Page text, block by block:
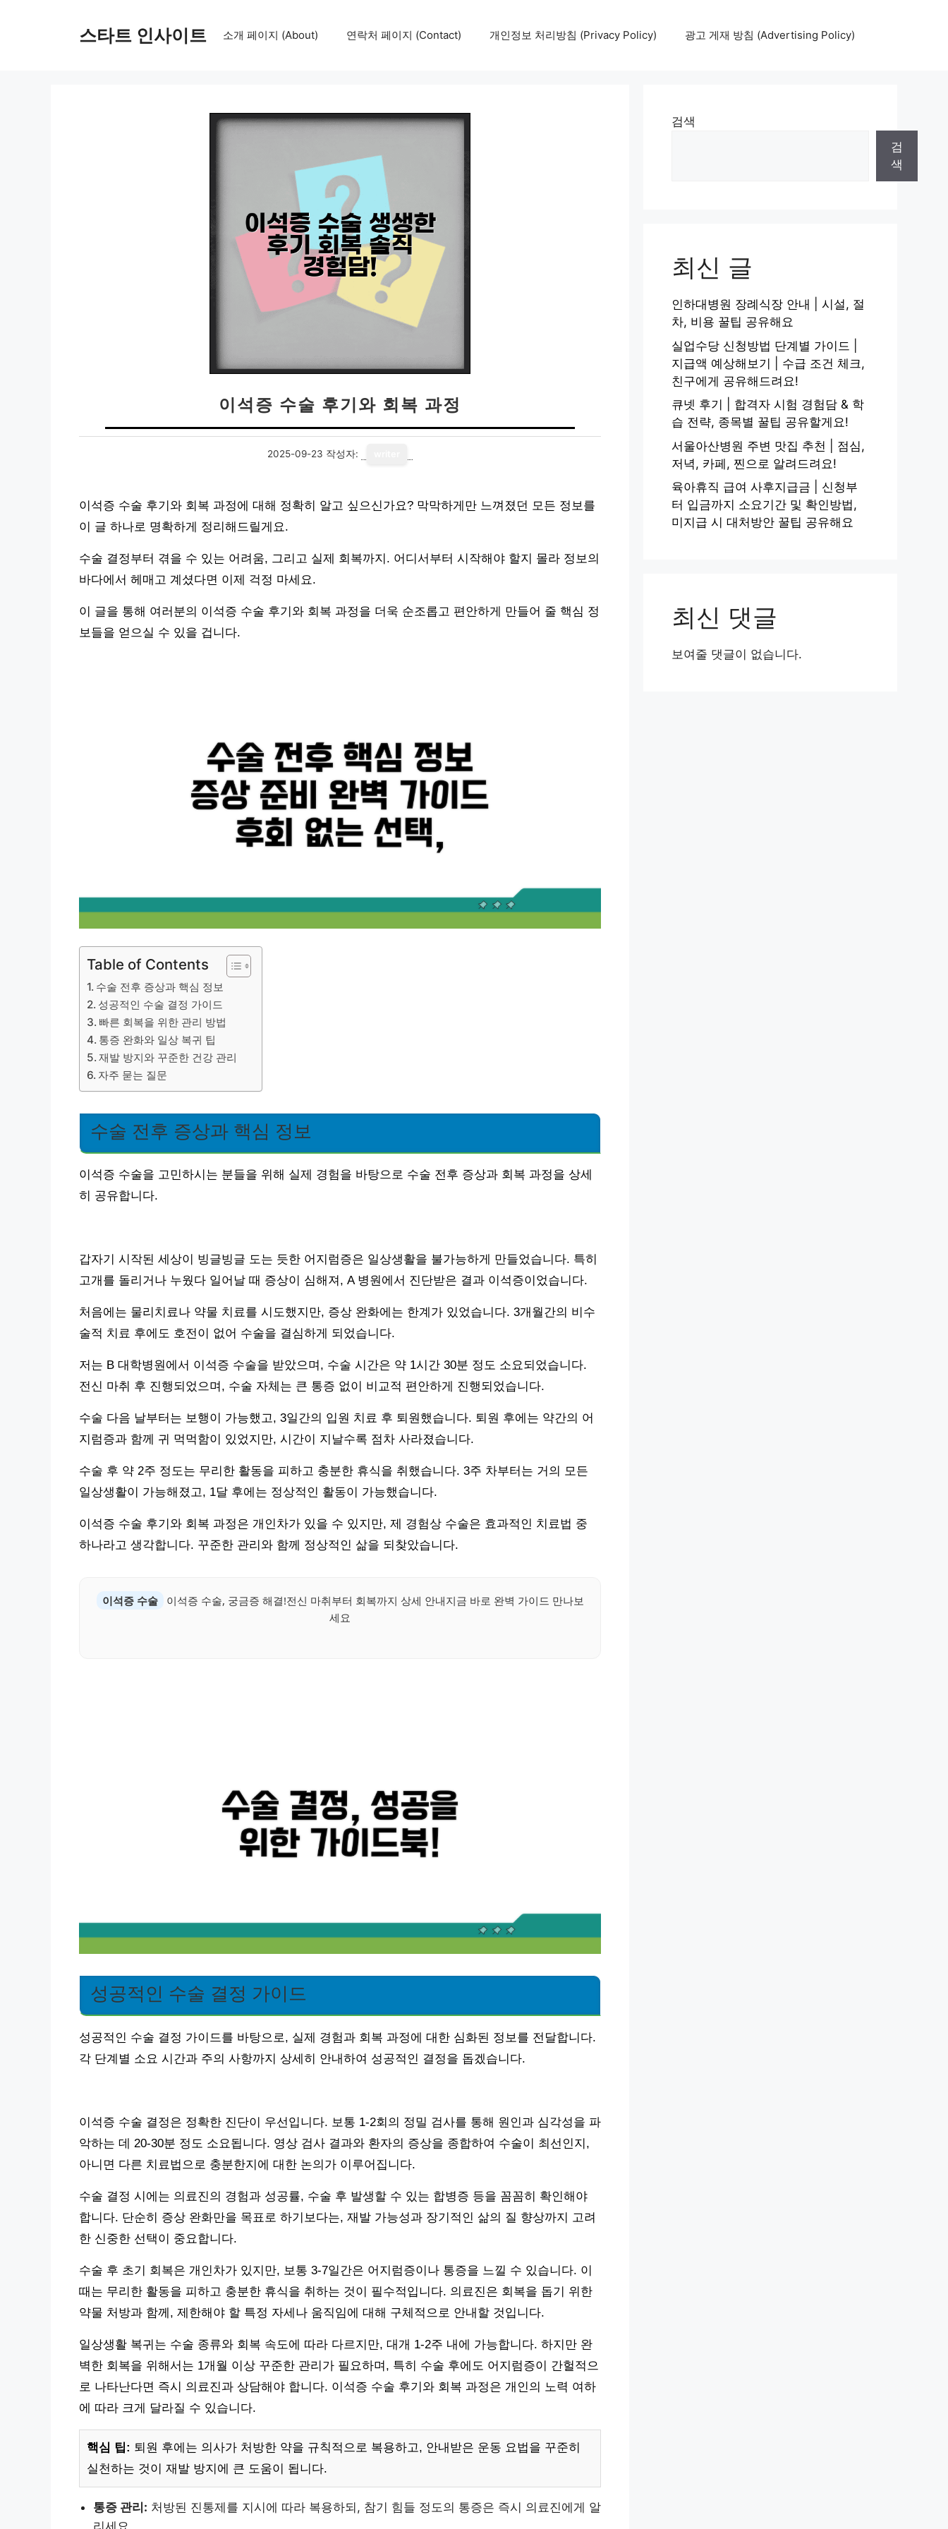
스타트 인사이트 소개 페이지 (About) 연락처 페이지 (Contact) 개인정보 처리방침 (Privacy Policy) 광고 게재 방침 (Advertising Policy)
이석증 수술 후기와 회복 과정
2025-09-23 작성자:
이석증 수술 후기와 회복 과정에 대해 정확히 알고 싶으신가요? 막막하게만 느껴졌던 모든 정보를
이 글 하나로 명확하게 정리해드릴게요.
수술 결정부터 겪을 수 있는 어려움, 그리고 실제 회복까지. 어디서부터 시작해야 할지 몰라 정보의
바다에서 헤매고 계셨다면 이제 걱정 마세요.
이 글을 통해 여러분의 이석증 수술 후기와 회복 과정을 더욱 순조롭고 편안하게 만들어 줄 핵심 정
보들을 얻으실 수 있을 겁니다.
Table of Contents
수술 전후 증상과 핵심 정보
성공적인 수술 결정 가이드
빠른 회복을 위한 관리 방법
통증 완화와 일상 복귀 팁
재발 방지와 꾸준한 건강 관리
자주 묻는 질문
수술 전후 증상과 핵심 정보
이석증 수술을 고민하시는 분들을 위해 실제 경험을 바탕으로 수술 전후 증상과 회복 과정을 상세
히 공유합니다.
갑자기 시작된 세상이 빙글빙글 도는 듯한 어지럼증은 일상생활을 불가능하게 만들었습니다. 특히
고개를 돌리거나 누웠다 일어날 때 증상이 심해져, A 병원에서 진단받은 결과 이석증이었습니다.
처음에는 물리치료나 약물 치료를 시도했지만, 증상 완화에는 한계가 있었습니다. 3개월간의 비수
술적 치료 후에도 호전이 없어 수술을 결심하게 되었습니다.
저는 B 대학병원에서 이석증 수술을 받았으며, 수술 시간은 약 1시간 30분 정도 소요되었습니다.
전신 마취 후 진행되었으며, 수술 자체는 큰 통증 없이 비교적 편안하게 진행되었습니다.
수술 다음 날부터는 보행이 가능했고, 3일간의 입원 치료 후 퇴원했습니다. 퇴원 후에는 약간의 어
지럼증과 함께 귀 먹먹함이 있었지만, 시간이 지날수록 점차 사라졌습니다.
수술 후 약 2주 정도는 무리한 활동을 피하고 충분한 휴식을 취했습니다. 3주 차부터는 거의 모든
일상생활이 가능해졌고, 1달 후에는 정상적인 활동이 가능했습니다.
이석증 수술 후기와 회복 과정은 개인차가 있을 수 있지만, 제 경험상 수술은 효과적인 치료법 중
하나라고 생각합니다. 꾸준한 관리와 함께 정상적인 삶을 되찾았습니다.
이석증 수술
이석증 수술, 궁금증 해결!전신 마취부터 회복까지 상세 안내지금 바로 완벽 가이드 만나보
세요
성공적인 수술 결정 가이드
성공적인 수술 결정 가이드를 바탕으로, 실제 경험과 회복 과정에 대한 심화된 정보를 전달합니다.
각 단계별 소요 시간과 주의 사항까지 상세히 안내하여 성공적인 결정을 돕겠습니다.
이석증 수술 결정은 정확한 진단이 우선입니다. 보통 1-2회의 정밀 검사를 통해 원인과 심각성을 파
악하는 데 20-30분 정도 소요됩니다. 영상 검사 결과와 환자의 증상을 종합하여 수술이 최선인지,
아니면 다른 치료법으로 충분한지에 대한 논의가 이루어집니다.
수술 결정 시에는 의료진의 경험과 성공률, 수술 후 발생할 수 있는 합병증 등을 꼼꼼히 확인해야
합니다. 단순히 증상 완화만을 목표로 하기보다는, 재발 가능성과 장기적인 삶의 질 향상까지 고려
한 신중한 선택이 중요합니다.
수술 후 초기 회복은 개인차가 있지만, 보통 3-7일간은 어지럼증이나 통증을 느낄 수 있습니다. 이
때는 무리한 활동을 피하고 충분한 휴식을 취하는 것이 필수적입니다. 의료진은 회복을 돕기 위한
약물 처방과 함께, 제한해야 할 특정 자세나 움직임에 대해 구체적으로 안내할 것입니다.
일상생활 복귀는 수술 종류와 회복 속도에 따라 다르지만, 대개 1-2주 내에 가능합니다. 하지만 완
벽한 회복을 위해서는 1개월 이상 꾸준한 관리가 필요하며, 특히 수술 후에도 어지럼증이 간헐적으
로 나타난다면 즉시 의료진과 상담해야 합니다. 이석증 수술 후기와 회복 과정은 개인의 노력 여하
에 따라 크게 달라질 수 있습니다.
핵심 팁: 퇴원 후에는 의사가 처방한 약을 규칙적으로 복용하고, 안내받은 운동 요법을 꾸준히
실천하는 것이 재발 방지에 큰 도움이 됩니다.
통증 관리: 처방된 진통제를 지시에 따라 복용하되, 참기 힘들 정도의 통증은 즉시 의료진에게 알
리세요.
검색
검
색
최신 글
인하대병원 장례식장 안내 | 시설, 절
차, 비용 꿀팁 공유해요
실업수당 신청방법 단계별 가이드 |
지급액 예상해보기 | 수급 조건 체크,
친구에게 공유해드려요!
큐넷 후기 | 합격자 시험 경험담 & 학
습 전략, 종목별 꿀팁 공유할게요!
서울아산병원 주변 맛집 추천 | 점심,
저녁, 카페, 찐으로 알려드려요!
육아휴직 급여 사후지급금 | 신청부
터 입금까지 소요기간 및 확인방법,
미지급 시 대처방안 꿀팁 공유해요
최신 댓글
보여줄 댓글이 없습니다.